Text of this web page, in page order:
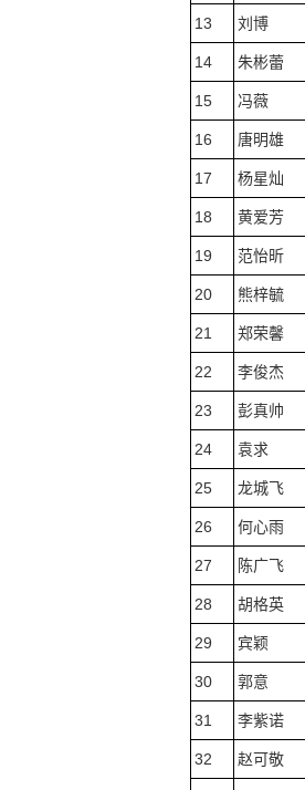
13 刘博
14 朱彬蕾
15 冯薇
16 唐明雄
17 杨星灿
18 黄爱芳
19 范怡昕
20 熊梓毓
21 郑荣馨
22 李俊杰
23 彭真帅
24 袁求
25 龙城飞
26 何心雨
27 陈广飞
28 胡格英
29 宾颖
30 郭意
31 李紫诺
32 赵可敬